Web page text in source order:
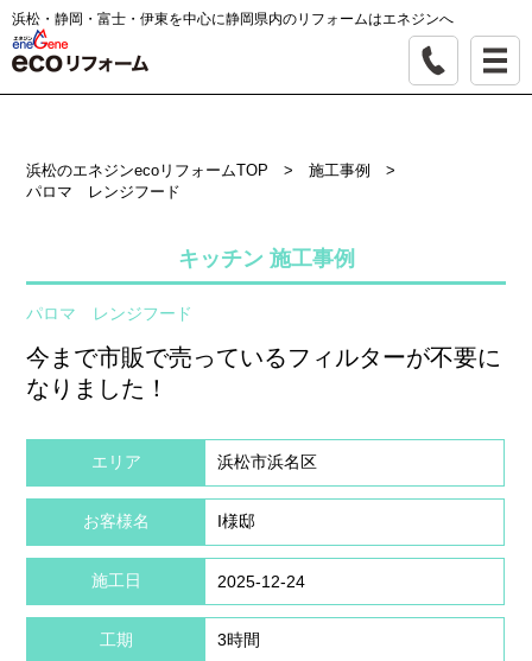
浜松・静岡・富士・伊東を中心に静岡県内のリフォームはエネジンへ
浜松のエネジンecoリフォームTOP >施工事例
>
パロマ レンジフード
キッチン 施工事例
パロマ レンジフード
今まで市販で売っているフィルターが不要に
なりました！
エリア 浜松市浜名区
お客様名 I様邸
施工日 2025-12-24
工期 3時間